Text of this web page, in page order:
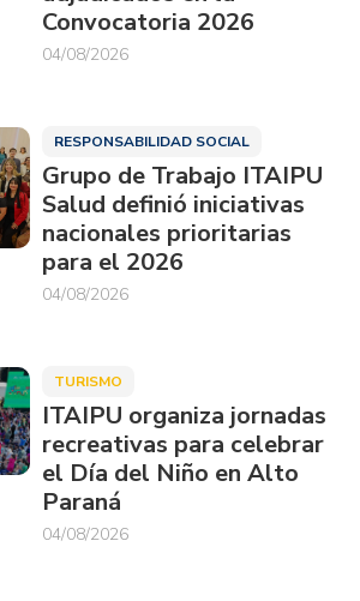
Convocatoria 2026
04/08/2026
RESPONSABILIDAD SOCIAL
Grupo de Trabajo ITAIPU
Salud definió iniciativas
nacionales prioritarias
para el 2026
04/08/2026
TURISMO
ITAIPU organiza jornadas
recreativas para celebrar
el Día del Niño en Alto
Paraná
04/08/2026